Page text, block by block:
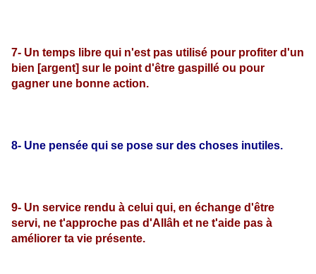
7- Un temps libre qui n'est pas utilisé pour profiter d'un
bien [argent] sur le point d'être gaspillé ou pour
gagner une bonne action.
8- Une pensée qui se pose sur des choses inutiles.
9- Un service rendu à celui qui, en échange d'être
servi, ne t'approche pas d'Allâh et ne t'aide pas à
améliorer ta vie présente.